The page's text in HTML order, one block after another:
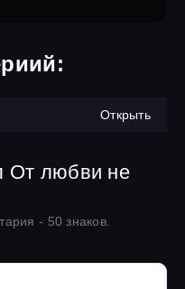
Открыть
От любви не
- 50 знаков.